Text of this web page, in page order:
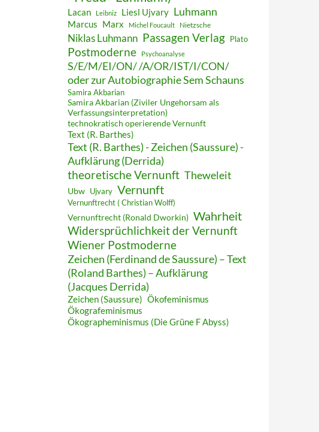
Lacan Leibniz Liesl Ujvary Luhmann
Marcus Marx Michel Foucault Nietzsche
Niklas Luhmann Passagen Verlag Plato
Postmoderne Psychoanalyse
S/E/M/EI/ON/ /A/OR/IST/I/CON/
oder zur Autobiographie Sem Schauns
Samira Akbarian
Samira Akbarian (Ziviler Ungehorsam als
Verfassungsinterpretation)
technokratisch operierende Vernunft
Text (R. Barthes)
Text (R. Barthes) - Zeichen (Saussure) -
Aufklärung (Derrida)
theoretische Vernunft Theweleit
Ubw Ujvary Vernunft
Vernunftrecht ( Christian Wolff)
Vernunftrecht (Ronald Dworkin) Wahrheit
Widersprüchlichkeit der Vernunft
Wiener Postmoderne
Zeichen (Ferdinand de Saussure) – Text
(Roland Barthes) – Aufklärung
(Jacques Derrida)
Zeichen (Saussure) Ökofeminismus
Ökografeminismus
Ökographeminismus (Die Grüne F Abyss)